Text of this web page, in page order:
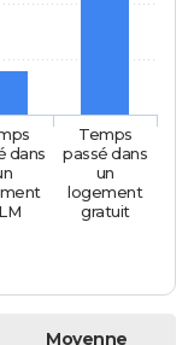
dans
Temps
passé dans
un
logement
gratuit
Moyenne